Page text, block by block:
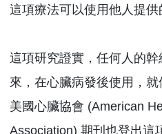
這項療法可以使用他人提供
這項研究證實，任何人的
來，在心臟病發後使用，就
美國心臟協會 (American
Association) 期刊也登出這